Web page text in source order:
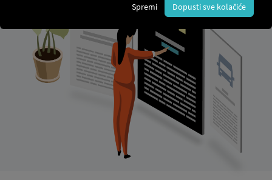
Spremi Dopusti sve kolačiće